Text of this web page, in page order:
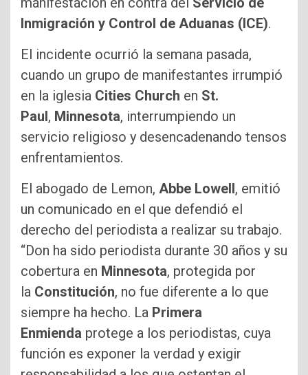
Inmigración y Control de Aduanas (ICE).
El incidente ocurrió la semana pasada,
cuando un grupo de manifestantes irrumpió
en la iglesia Cities Church en St.
Paul, Minnesota, interrumpiendo un
servicio religioso y desencadenando tensos
enfrentamientos.
El abogado de Lemon, Abbe Lowell, emitió
un comunicado en el que defendió el
derecho del periodista a realizar su trabajo.
“Don ha sido periodista durante 30 años y su
cobertura en Minnesota, protegida por
la Constitución, no fue diferente a lo que
siempre ha hecho. La Primera
Enmienda protege a los periodistas, cuya
función es exponer la verdad y exigir